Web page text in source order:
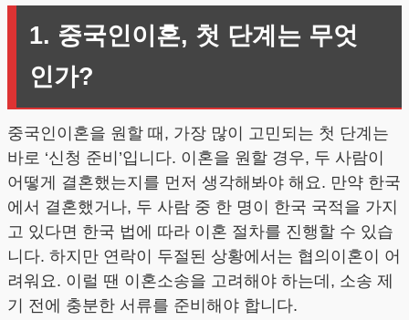
1. 중국인이혼, 첫 단계는 무엇
인가?
중국인이혼을 원할 때, 가장 많이 고민되는 첫 단계는
바로 ‘신청 준비’입니다. 이혼을 원할 경우, 두 사람이
어떻게 결혼했는지를 먼저 생각해봐야 해요. 만약 한국
에서 결혼했거나, 두 사람 중 한 명이 한국 국적을 가지
고 있다면 한국 법에 따라 이혼 절차를 진행할 수 있습
니다. 하지만 연락이 두절된 상황에서는 협의이혼이 어
려워요. 이럴 땐 이혼소송을 고려해야 하는데, 소송 제
기 전에 충분한 서류를 준비해야 합니다.